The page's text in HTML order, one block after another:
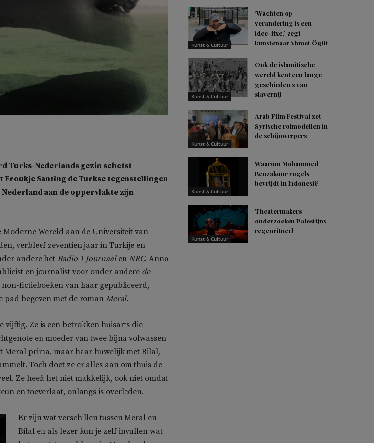
Turks-Nederlands gezin schetst
Santing de Turkse tegenstellingen
aan de oppervlakte zijn
Moderne Wereld aan de Universiteit van
verbleef zeventien jaar in Turkije en
andere het Radio 1 Journaal en NRC. Anno
en journalist voor onder andere de
non-fictieboeken van haar gepubliceerd,
pad begeven met de roman Meral.
Ze is een betrokken huisarts die
en moeder van twee bijna volwassen
Meral prima, maar haar huwelijk met Bilal,
Toch doet ze er alles aan om thuis de
Ze heeft het niet makkelijk, ook niet omdat
en toeverlaat, onlangs is overleden.
Er zijn wat verschillen tussen Meral en
Bilal en als lezer kun je zelf invullen wat
Kunst & Cultuur
‘Wachten op
verandering is een
idee-fixe,’ zegt
kunstenaar Ahmet Ögüt
Kunst & Cultuur
Ook de islamitische
wereld kent een lange
geschiedenis van
slavernij
Kunst & Cultuur
Arab Film Festival zet
Syrische rolmodellen in
de schijnwerpers
Kunst & Cultuur
Waarom Mohammed
Benzakour vogels
bevrijdt in Indonesië
Kunst & Cultuur
Theatermakers
onderzoeken Palestijns
regenritueel